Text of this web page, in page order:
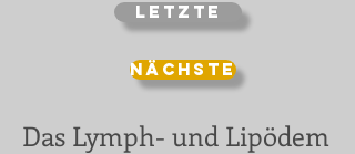
Letzte
Nächste
Das Lymph- und Lipödem